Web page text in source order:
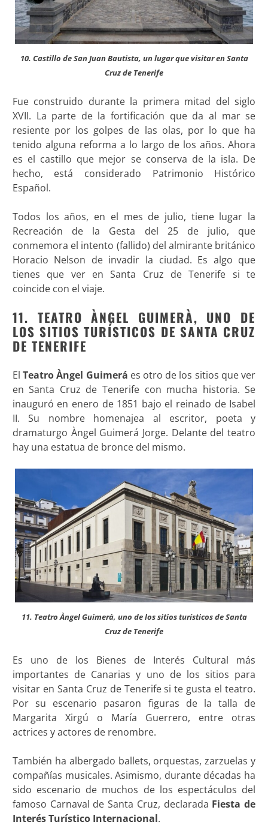
10. Castillo de San Juan Bautista, un lugar que visitar en Santa
Cruz de Tenerife
Fue construido durante la primera mitad del siglo
XVII. La parte de la fortificación que da al mar se
resiente por los golpes de las olas, por lo que ha
tenido alguna reforma a lo largo de los años. Ahora
es el castillo que mejor se conserva de la isla. De
hecho, está considerado Patrimonio Histórico
Español.
Todos los años, en el mes de julio, tiene lugar la
Recreación de la Gesta del 25 de julio, que
conmemora el intento (fallido) del almirante británico
Horacio Nelson de invadir la ciudad. Es algo que
tienes que ver en Santa Cruz de Tenerife si te
coincide con el viaje.
11. TEATRO ÀNGEL GUIMERÀ, UNO DE
LOS SITIOS TURÍSTICOS DE SANTA CRUZ
DE TENERIFE
ElTeatro Àngel Guimerá es otro de los sitios que ver
en Santa Cruz de Tenerife con mucha historia. Se
inauguró en enero de 1851 bajo el reinado de Isabel
II. Su nombre homenajea al escritor, poeta y
dramaturgo Àngel Guimerá Jorge. Delante del teatro
hay una estatua de bronce del mismo.
11. Teatro Àngel Guimerà, uno de los sitios turísticos de Santa
Cruz de Tenerife
Es uno de los Bienes de Interés Cultural más
importantes de Canarias y uno de los sitios para
visitar en Santa Cruz de Tenerife si te gusta el teatro.
Por su escenario pasaron figuras de la talla de
Margarita Xirgú o María Guerrero, entre otras
actrices y actores de renombre.
También ha albergado ballets, orquestas, zarzuelas y
compañías musicales. Asimismo, durante décadas ha
sido escenario de muchos de los espectáculos del
famoso Carnaval de Santa Cruz, declarada Fiesta de
Interés Turístico Internacional.